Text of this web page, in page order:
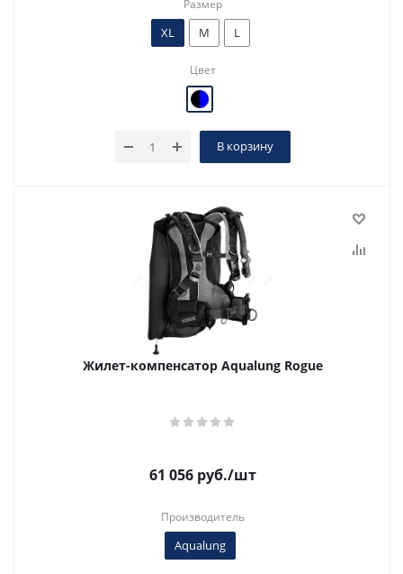
Размер
XL M L
Цвет
В корзину
Жилет-компенсатор Aqualung Rogue
61 056руб./шт
Производитель
Aqualung